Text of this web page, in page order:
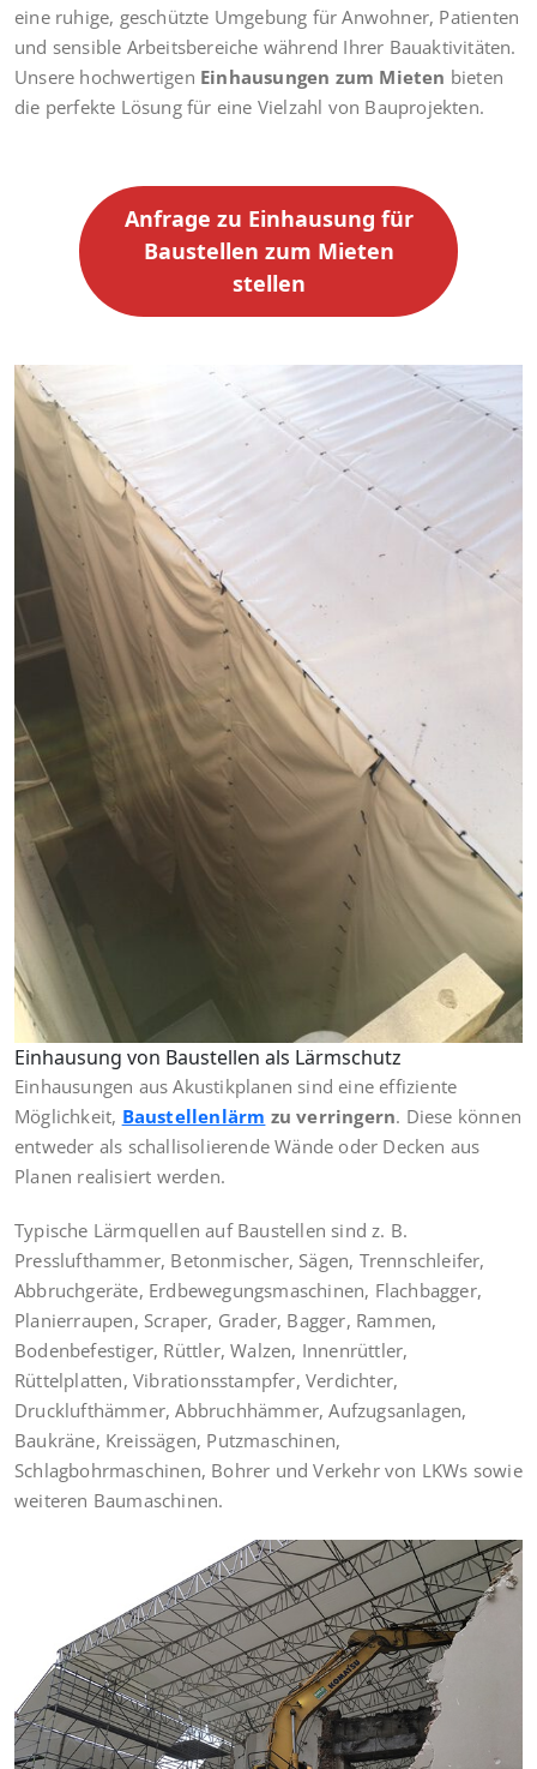
eine ruhige, geschützte Umgebung für Anwohner, Patienten
und sensible Arbeitsbereiche während Ihrer Bauaktivitäten.
Unsere hochwertigen Einhausungen zum Mieten bieten
die perfekte Lösung für eine Vielzahl von Bauprojekten.
Anfrage zu Einhausung für
Baustellen zum Mieten
stellen
Einhausung von Baustellen als Lärmschutz
Einhausungen aus Akustikplanen sind eine effiziente
Möglichkeit, Baustellenlärm zu verringern. Diese können
entweder als schallisolierende Wände oder Decken aus
Planen realisiert werden.
Typische Lärmquellen auf Baustellen sind z. B.
Presslufthammer, Betonmischer, Sägen, Trennschleifer,
Abbruchgeräte, Erdbewegungsmaschinen, Flachbagger,
Planierraupen, Scraper, Grader, Bagger, Rammen,
Bodenbefestiger, Rüttler, Walzen, Innenrüttler,
Rüttelplatten, Vibrationsstampfer, Verdichter,
Drucklufthämmer, Abbruchhämmer, Aufzugsanlagen,
Baukräne, Kreissägen, Putzmaschinen,
Schlagbohrmaschinen, Bohrer und Verkehr von LKWs sowie
weiteren Baumaschinen.